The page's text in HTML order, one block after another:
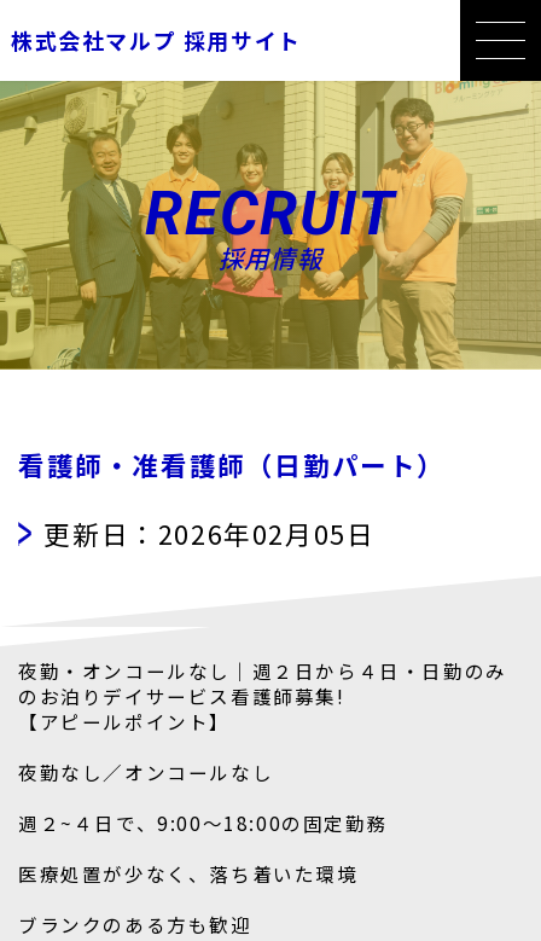
株式会社マルプ 採用サイト
RECRUIT
採用情報
看護師・准看護師（日勤パート）
更新日：2026年02月05日
夜勤・オンコールなし｜週２日から４日・日勤のみ
のお泊りデイサービス看護師募集!
【アピールポイント】
夜勤なし／オンコールなし
週２~４日で、9:00～18:00の固定勤務
医療処置が少なく、落ち着いた環境
ブランクのある方も歓迎